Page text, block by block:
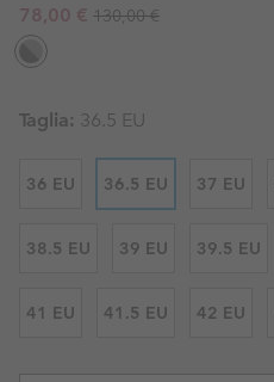
Sale price:
78,00 € Regular price:
130,00 €
Taglia: 36.5 EU
36 EU 36.5 EU 37 EU
38.5 EU 39 EU 39.5 EU
41 EU 41.5 EU 42 EU